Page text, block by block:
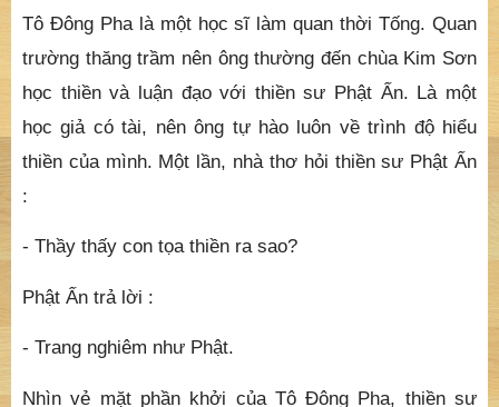
Tô Đông Pha là một học sĩ làm quan thời Tống. Quan
trường thăng trầm nên ông thường đến chùa Kim Sơn
học thiền và luận đạo với thiền sư Phật Ấn. Là một
học giả có tài, nên ông tự hào luôn về trình độ hiểu
thiền của mình. Một lần, nhà thơ hỏi thiền sư Phật Ấn
:
- Thầy thấy con tọa thiền ra sao?
Phật Ấn trả lời :
- Trang nghiêm như Phật.
Nhìn vẻ mặt phần khởi của Tô Đông Pha, thiền sư